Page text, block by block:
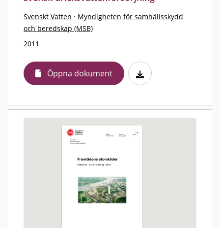
Svenskt Vatten · Myndigheten för samhällsskydd
och beredskap (MSB)
2011
Öppna dokument